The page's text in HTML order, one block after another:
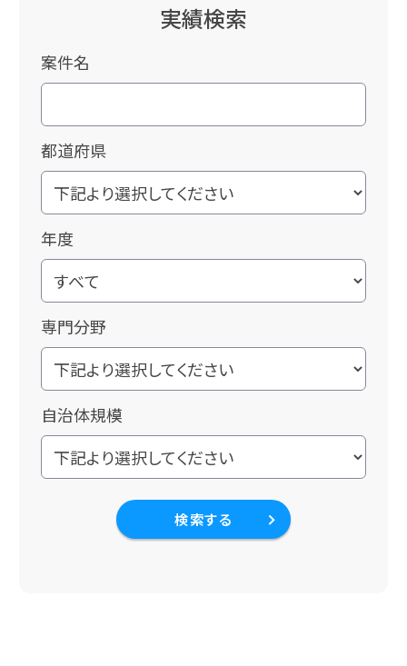
実績検索
案件名
都道府県
年度
専門分野
自治体規模
検索する